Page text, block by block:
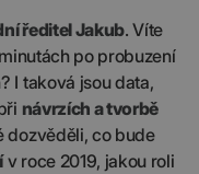
ředitel Jakub. Víte
po probuzení
I taková jsou data,
návrzích a tvorbě
dozvěděli, co bude
v roce 2019, jakou roli